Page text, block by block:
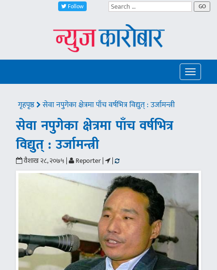
Follow GO
Toggle
गृहपृष्ठ सेवा नपुगेका क्षेत्रमा पाँच वर्षभित्र विद्युत् : उर्जामन्त्री
सेवा नपुगेका क्षेत्रमा पाँच वर्षभित्र
विद्युत् : उर्जामन्त्री
वैशाख २८, २०७५ | Reporter | |